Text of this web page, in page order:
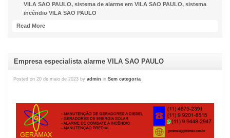
VILA SAO PAULO, sistema de alarme em VILA SAO PAULO, sistema
incêndio VILA SAO PAULO
Read More
Empresa especialista alarme VILA SAO PAULO
Posted on 20 de maio de 2023 by admin in Sem categoria